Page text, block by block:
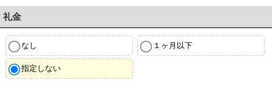
礼金
なし １ヶ月以下
指定しない